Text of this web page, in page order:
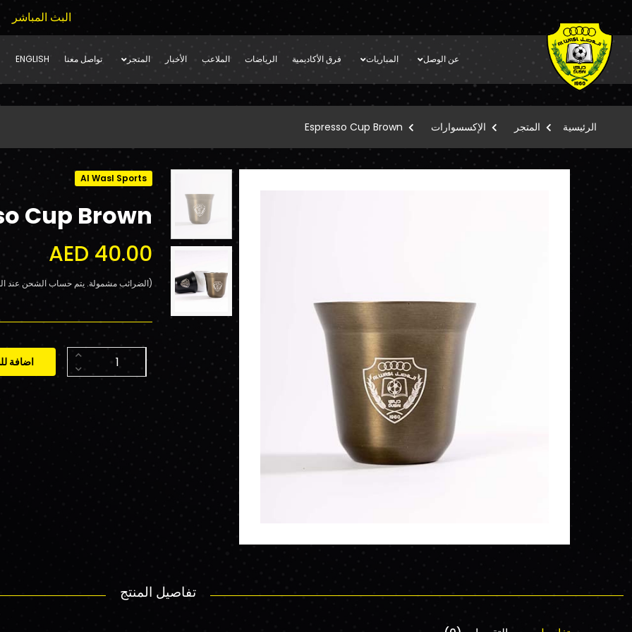
البث المباشر
عن الوصل المباريات فرق الأكاديمية الرياضات الملاعب الأخبار المتجر تواصل معنا ENGLISH
الرئيسية المتجر الإكسسوارات Espresso Cup Brown
Al Wasl Sports
Cup Brown
AED 40.00
(الضرائب مشمولة. يتم حساب الشحن عند
اضافة
تفاصيل المنتج